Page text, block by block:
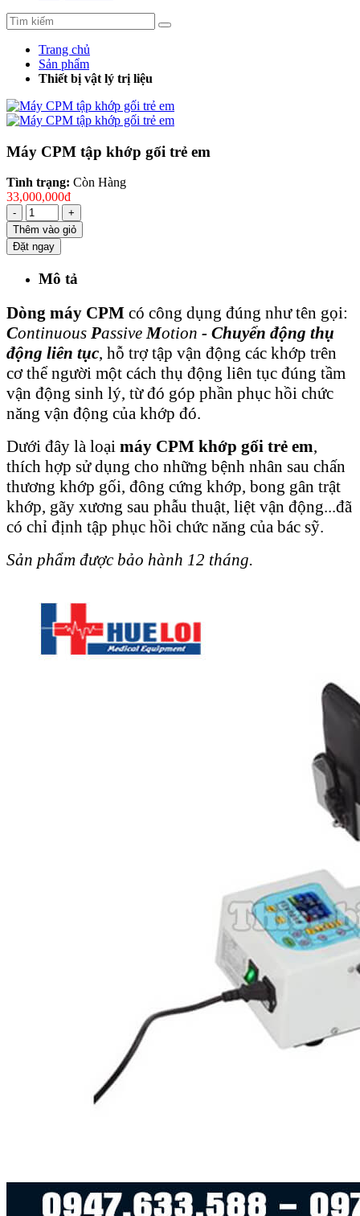
Trang chủ
Sản phẩm
Thiết bị vật lý trị liệu
Máy CPM tập khớp gối trẻ em
Tình trạng: Còn Hàng
33,000,000đ
-
+
Thêm vào giỏ
Đặt ngay
Mô tả
Dòng máy CPM có công dụng đúng như tên gọi:
Continuous PassiveMotion - Chuyển động thụ
động liên tục, hỗ trợ tập vận động các khớp trên
cơ thể người một cách thụ động liên tục đúng tầm
vận động sinh lý, từ đó góp phần phục hồi chức
năng vận động của khớp đó.
Dưới đây là loại máy CPM khớp gối trẻ em,
thích hợp sử dụng cho những bệnh nhân sau chấn
thương khớp gối, đông cứng khớp, bong gân trật
khớp, gãy xương sau phẫu thuật, liệt vận động...đã
có chỉ định tập phục hồi chức năng của bác sỹ.
Sản phẩm được bảo hành 12 tháng.